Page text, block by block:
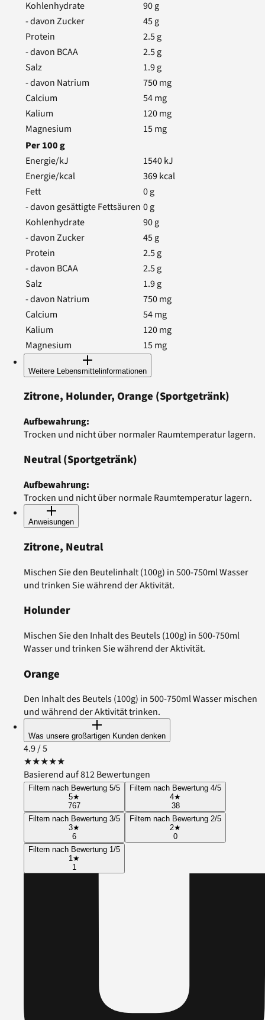
Kohlenhydrate
90g
- davon Zucker
45g
Protein
2.5g
- davon BCAA
2.5g
Salz
1.9g
- davon Natrium
750mg
Calcium
54mg
Kalium
120mg
Magnesium
15mg
Per100g
Energie/kJ
1540kJ
Energie/kcal
369kcal
Fett
0g
- davon gesättigte Fettsäuren 0g
Kohlenhydrate
90g
- davon Zucker
45g
Protein
2.5g
- davon BCAA
2.5g
Salz
1.9g
- davon Natrium
750mg
Calcium
54mg
Kalium
120mg
Magnesium
15mg
Weitere Lebensmittelinformationen
Zitrone, Holunder, Orange (Sportgetränk)
Aufbewahrung:
Trocken und nicht über normaler Raumtemperatur lagern.
Neutral(Sportgetränk)
Aufbewahrung:
Trocken und nicht über normale Raumtemperatur lagern.
Anweisungen
Zitrone, Neutral
Mischen Sie den Beutelinhalt (100g) in 500-750ml Wasser
und trinken Sie während der Aktivität.
Holunder
Mischen Sie den Inhalt des Beutels (100g) in 500-750ml
Wasser und trinken Sie während der Aktivität.
Orange
Den Inhalt des Beutels (100g) in 500-750ml Wasser mischen
und während der Aktivität trinken.
Was unsere großartigen Kunden denken
4.9/ 5
★★★★★
Basierend auf 812 Bewertungen
Filtern nach Bewertung 5/5
5★
767
Filtern nach Bewertung 4/5
4★
38
Filtern nach Bewertung 3/5
3★
6
Filtern nach Bewertung 2/5
2★
0
Filtern nach Bewertung 1/5
1★
1